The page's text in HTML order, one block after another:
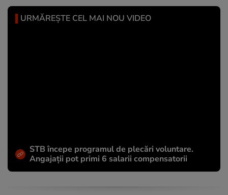
URMĂREȘTE CEL MAI NOU VIDEO
STB începe programul de plecări voluntare.
Angajații pot primi 6 salarii compensatorii